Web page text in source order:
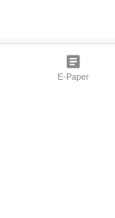
E-Paper